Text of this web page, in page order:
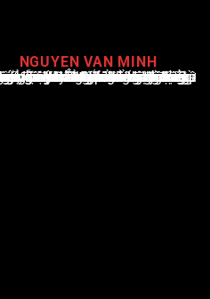
NGUYEN VAN MINH
Nguyễn Văn Minh là một trong những chuyên gia hàng đầu về báo cáo tin tức thể thao tại Việt Nam, với hơn 10 năm hoạt động trong ngành. Ông có kiến thức sâu rộng và kinh nghiệm đáng kể trong việc phân tích và báo cáo về các sự kiện thể thao hàng đầu. Sự hiểu biết sâu sắc của ông về ngành này đã giúp ông xây dựng uy tín và danh tiếng trong cộng đồng báo chí thể thao.